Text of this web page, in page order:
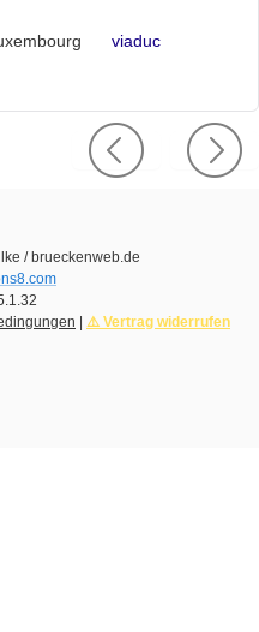
viaduc
/ brueckenweb.de
⚠️ Vertrag widerrufen